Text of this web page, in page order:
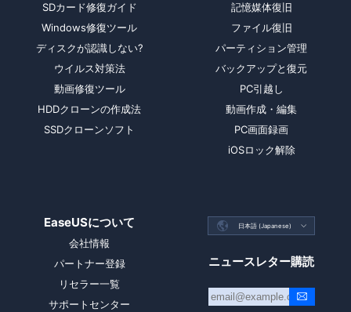
SDカード修復ガイド
Windows修復ツール
ディスクが認識しない?
ウイルス対策法
動画修復ツール
HDDクローンの作成法
SSDクローンソフト
記憶媒体復旧
ファイル復旧
パーティション管理
バックアップと復元
PC引越し
動画作成・編集
PC画面録画
iOSロック解除
EaseUSについて
会社情報
パートナー登録
リセラー一覧
サポートセンター
 日本語 (Japanese) 
ニュースレター購読